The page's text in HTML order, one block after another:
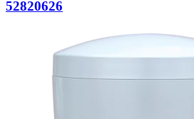
52820626